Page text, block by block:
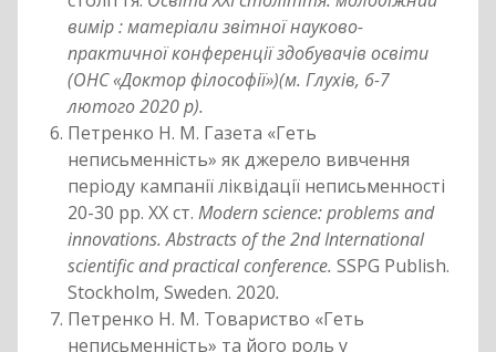
вимір : матеріали звітної науково-
практичної конференції здобувачів освіти
(ОНС «Доктор філософії»)(м. Глухів, 6-7
лютого 2020 р).
Петренко Н. М. Газета «Геть
неписьменність» як джерело вивчення
періоду кампанії ліквідації неписьменності
20-30 рр. ХХ ст. Modern science: problems and
innovations. Abstracts of the 2nd International
scientific and practical conference. SSPG Publish.
Stockholm, Sweden. 2020.
Петренко Н. М. Товариство «Геть
неписьменність» та його роль у